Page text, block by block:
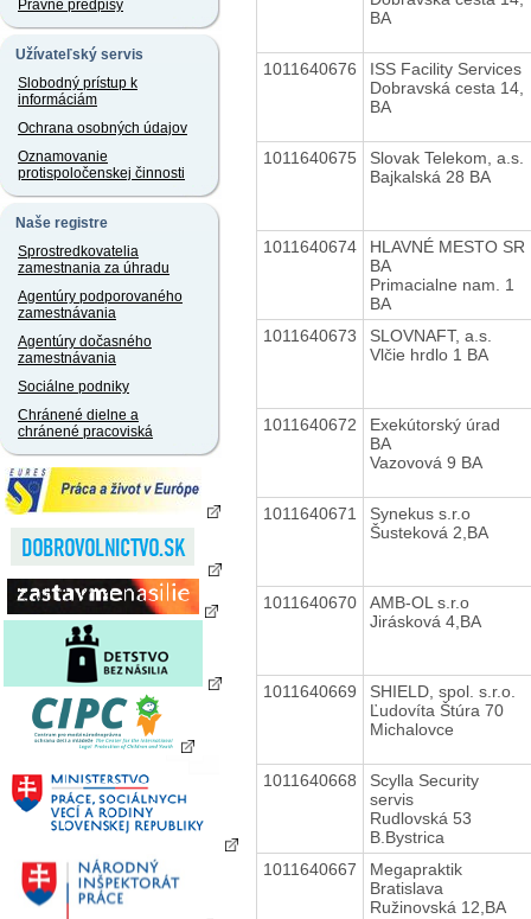
Právne predpisy
Užívateľský servis
Slobodný prístup k
informáciám
Ochrana osobných údajov
Oznamovanie
protispoločenskej činnosti
Naše registre
Sprostredkovatelia
zamestnania za úhradu
Agentúry podporovaného
zamestnávania
Agentúry dočasného
zamestnávania
Sociálne podniky
Chránené dielne a
chránené pracoviská
BA
1011640676
ISS Facility Services
Dobravská cesta 14,
BA
1011640675
Slovak Telekom, a.s.
Bajkalská 28 BA
1011640674
HLAVNÉ MESTO SR
BA
Primacialne nam. 1
BA
1011640673
SLOVNAFT, a.s.
Vlčie hrdlo 1 BA
1011640672
Exekútorský úrad
BA
Vazovová 9 BA
1011640671
Synekus s.r.o
Šusteková 2,BA
1011640670
AMB-OL s.r.o
Jirásková 4,BA
1011640669
SHIELD, spol. s.r.o.
Ľudovíta Štúra 70
Michalovce
1011640668
Scylla Security
servis
Rudlovská 53
B.Bystrica
1011640667
Megapraktik
Bratislava
Ružinovská 12,BA